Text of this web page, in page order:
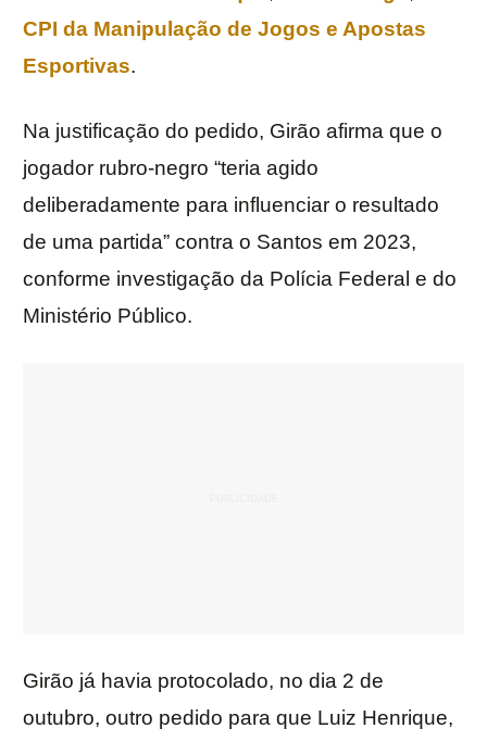
CPI da Manipulação de Jogos e Apostas
Esportivas.
Na justificação do pedido, Girão afirma que o
jogador rubro-negro “teria agido
deliberadamente para influenciar o resultado
de uma partida” contra o Santos em 2023,
conforme investigação da Polícia Federal e do
Ministério Público.
Girão já havia protocolado, no dia 2 de
outubro, outro pedido para que Luiz Henrique,